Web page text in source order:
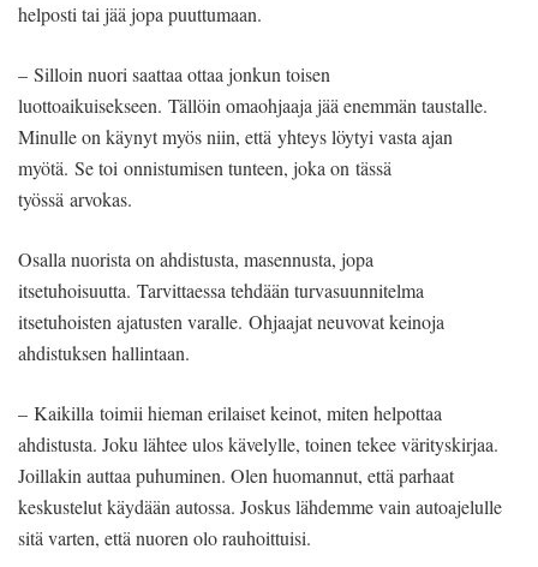
helposti tai jää jopa puuttumaan.
– Silloin nuori saattaa ottaa jonkun toisen
luottoaikuisekseen. Tällöin omaohjaaja jää enemmän taustalle.
Minulle on käynyt myös niin, että yhteys löytyi vasta ajan
myötä. Se toi onnistumisen tunteen, joka on tässä
työssä arvokas.
Osalla nuorista on ahdistusta, masennusta, jopa
itsetuhoisuutta. Tarvittaessa tehdään turvasuunnitelma
itsetuhoisten ajatusten varalle. Ohjaajat neuvovat keinoja
ahdistuksen hallintaan.
– Kaikilla toimii hieman erilaiset keinot, miten helpottaa
ahdistusta. Joku lähtee ulos kävelylle, toinen tekee värityskirjaa.
Joillakin auttaa puhuminen. Olen huomannut, että parhaat
keskustelut käydään autossa. Joskus lähdemme vain autoajelulle
sitä varten, että nuoren olo rauhoittuisi.